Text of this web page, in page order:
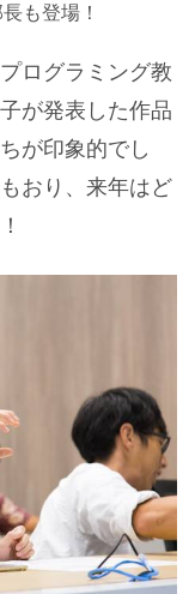
も登場！
ログラミング教
が発表した作品
が印象的でし
おり、来年はど